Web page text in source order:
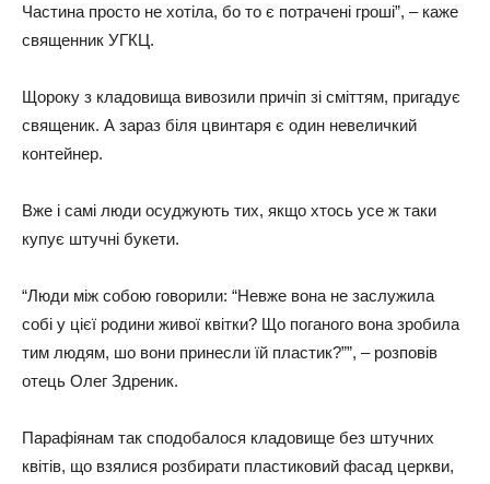
Частина просто не хотіла, бо то є потрачені гроші”, – каже
священник УГКЦ.
Щороку з кладовища вивозили причіп зі сміттям, пригадує
священик. А зараз біля цвинтаря є один невеличкий
контейнер.
Вже і самі люди осуджують тих, якщо хтось усе ж таки
купує штучні букети.
“Люди між собою говорили: “Невже вона не заслужила
собі у цієї родини живої квітки? Що поганого вона зробила
тим людям, шо вони принесли їй пластик?””, – розповів
отець Олег Здреник.
Парафіянам так сподобалося кладовище без штучних
квітів, що взялися розбирати пластиковий фасад церкви,